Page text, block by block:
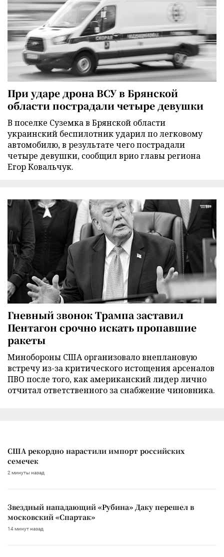
При ударе дрона ВСУ в Брянской
области пострадали четыре девушки
В поселке Суземка в Брянской области
украинский беспилотник ударил по легковому
автомобилю, в результате чего пострадали
четыре девушки, сообщил врио главы региона
Егор Ковальчук.
Гневный звонок Трампа заставил
Пентагон срочно искать пропавшие
ракеты
Минобороны США организовало внеплановую
встречу из-за критического истощения арсеналов
ПВО после того, как американский лидер лично
отчитал ответственного за снабжение чиновника.
США рекордно нарастили импорт российских
семечек
2 минуты назад
Звездный нападающий «Рубина» Даку перешел в
московский «Спартак»
14 минут назад